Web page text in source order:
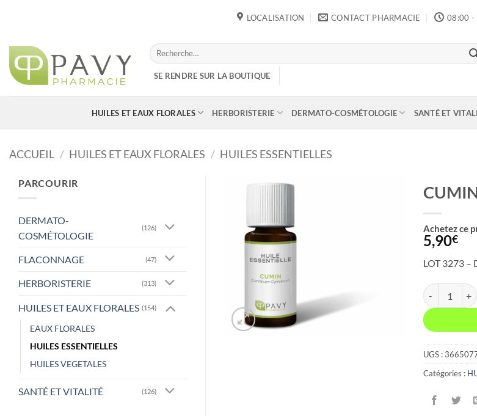
LOCALISATION CONTACT PHARMACIE 08:00 -
Recherche
pour :
SE RENDRE SUR LA BOUTIQUE
HUILES ET EAUX FLORALES HERBORISTERIE DERMATO-COSMÉTOLOGIE SANTÉ ET
ACCUEIL / HUILES ET EAUX FLORALES / HUILES ESSENTIELLES
PARCOURIR
DERMATO-
COSMÉTOLOGIE
(126)
FLACONNAGE (47)
HERBORISTERIE (313)
HUILES ET EAUX FLORALES (154)
EAUX FLORALES
HUILES ESSENTIELLES
HUILES VEGETALES
SANTÉ ET VITALITÉ (126)
Achetez ce
5,90€
LOT 3273
quantité de
UGS :
Catégories :